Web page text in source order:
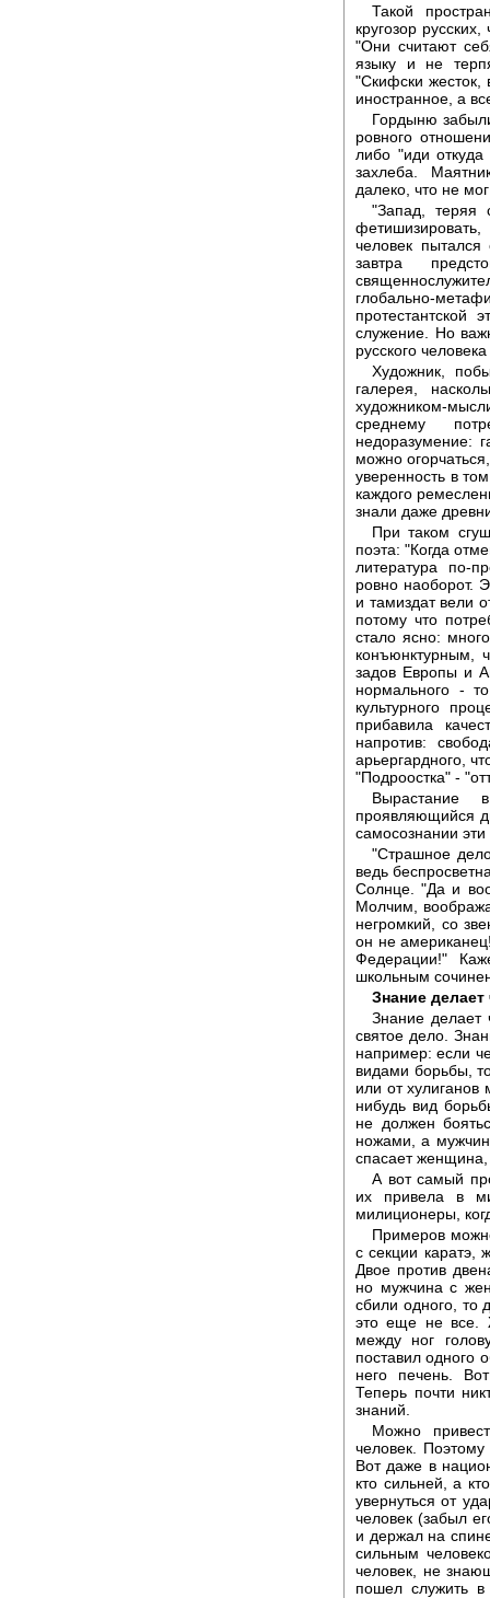
Такой
кругозор
"Они считают
языку и не
"Скифски жесток,
иностранное, а
Гордыню
ровного
либо "иди
захлеба.
далеко, что не
"Запад, теряя
человек
завтра
глобально-
протестантской
служение. Но
русского
Художник,
галерея,
художником-
среднему
недоразумение:
можно
уверенность в
каждого
знали даже
При таком
поэта: "Когда
литература по-
ровно наоборот.
и тамиздат вели
потому что
стало ясно:
конъюнктурным,
задов Европы и
нормального -
культурного
прибавила
напротив:
арьергардного,
"Подроостка" -
Вырастание
проявляющийся
самосознании
"Страшное
ведь
Солнце. "Да и
Молчим,
негромкий, со
он не
Федерации!"
школьным
Знание
Знание делает
святое дело.
например: если
видами борьбы,
или от
нибудь вид
не должен
ножами, а
спасает женщина,
А вот самый
их привела в
милиционеры,
Примеров
с секции каратэ,
Двое против
но мужчина с
сбили одного, то
это еще не все.
между ног
поставил одного
него печень.
Теперь почти
знаний.
Можно
человек.
Вот даже в
кто сильней, а
увернуться от
человек (забыл
и держал на
сильным
человек, не
пошел служить